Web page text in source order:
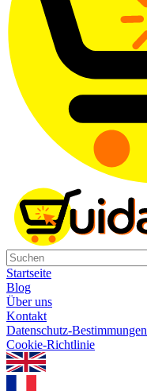
Startseite
Blog
Über uns
Kontakt
Datenschutz-Bestimmungen
Cookie-Richtlinie